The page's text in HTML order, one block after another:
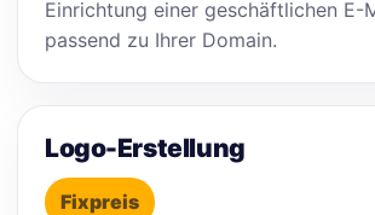
Einrichtung einer geschäftlichen E-
passend zu Ihrer Domain.
Logo-Erstellung
Fixpreis